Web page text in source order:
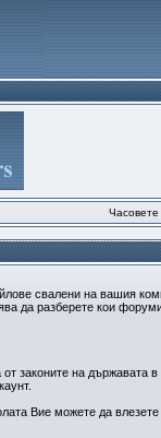
Часовете
свалени на вашия
да разберете кои
законите на държавата в
Вие можете да влезете